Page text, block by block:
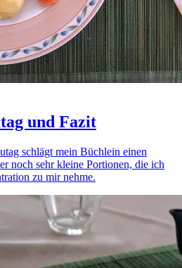
und Fazit
schlägt mein Büchlein einen
noch sehr kleine Portionen, die ich
zu mir nehme.